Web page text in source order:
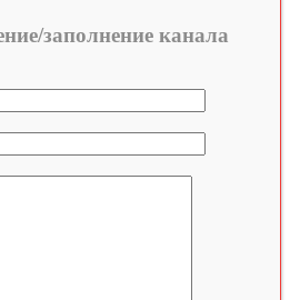
заполнение канала